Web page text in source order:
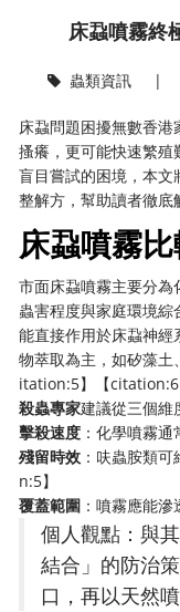
床蝨噴霧終
蟲類資訊|
床蝨問題困擾無數香
搔癢，更可能快速繁殖
盲目嘗試的困境，本
整解方，幫助讀者徹
床蝨噴霧
市面床蝨噴霧主要分
蟲害程度與家庭環境
能直接作用於床蝨神
物萃取為主，如矽藻
itation:5】【citation:6
殺蟲專家建議從三個維
擊殺速度 ：化學噴霧
殘留時效 ：呋蟲胺類
n:5】
覆蓋範圍 ：噴霧應能
個人觀點：與
結合」的防治
口，再以天然